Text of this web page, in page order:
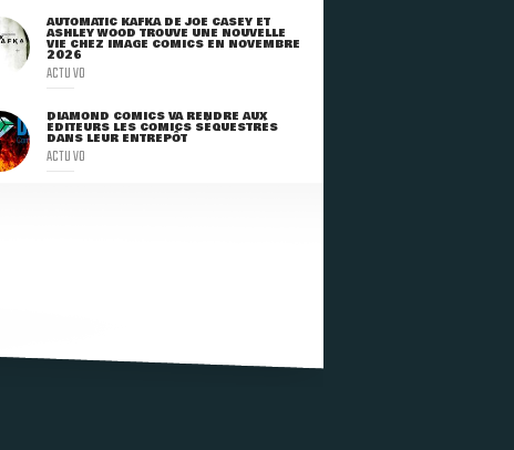
AUTOMATIC KAFKA DE JOE CASEY ET
ASHLEY WOOD TROUVE UNE NOUVELLE
VIE CHEZ IMAGE COMICS EN NOVEMBRE
2026
ACTU VO
DIAMOND COMICS VA RENDRE AUX
ÉDITEURS LES COMICS SÉQUESTRÉS
DANS LEUR ENTREPÔT
ACTU VO